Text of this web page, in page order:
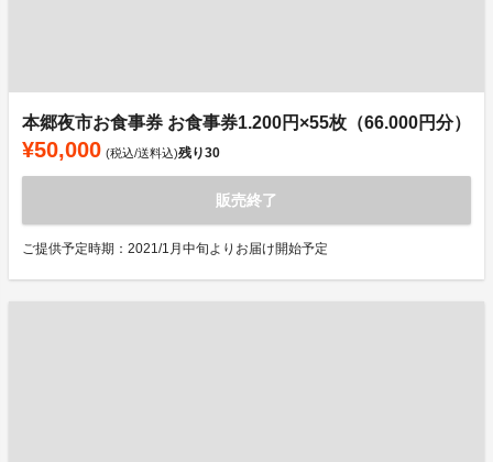
本郷夜市お食事券 お食事券1.200円×55枚（66.000円分）
¥50,000 (税込/送料込)残り30
販売終了
ご提供予定時期：2021/1月中旬よりお届け開始予定